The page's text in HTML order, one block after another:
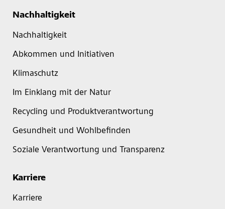
Nachhaltigkeit
Nachhaltigkeit
Abkommen und Initiativen
Klimaschutz
Im Einklang mit der Natur
Recycling und Produktverantwortung
Gesundheit und Wohlbefinden
Soziale Verantwortung und Transparenz
Karriere
Karriere